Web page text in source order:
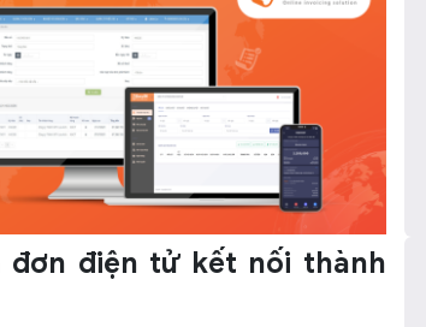
đơn điện tử kết nối thành